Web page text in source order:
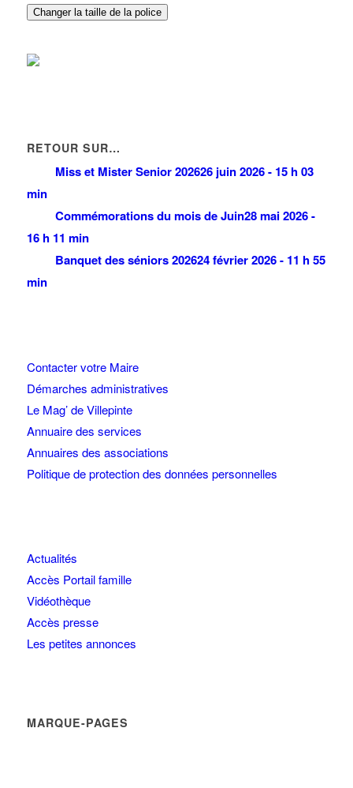
Changer la taille de la police
RETOUR SUR…
Miss et Mister Senior 202626 juin 2026 - 15 h 03
min
Commémorations du mois de Juin28 mai 2026 -
16 h 11 min
Banquet des séniors 202624 février 2026 - 11 h 55
min
Contacter votre Maire
Démarches administratives
Le Mag’ de Villepinte
Annuaire des services
Annuaires des associations
Politique de protection des données personnelles
Actualités
Accès Portail famille
Vidéothèque
Accès presse
Les petites annonces
MARQUE-PAGES